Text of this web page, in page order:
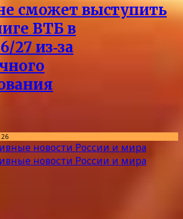
сможет выступить
ВТБ в
27 из‑за